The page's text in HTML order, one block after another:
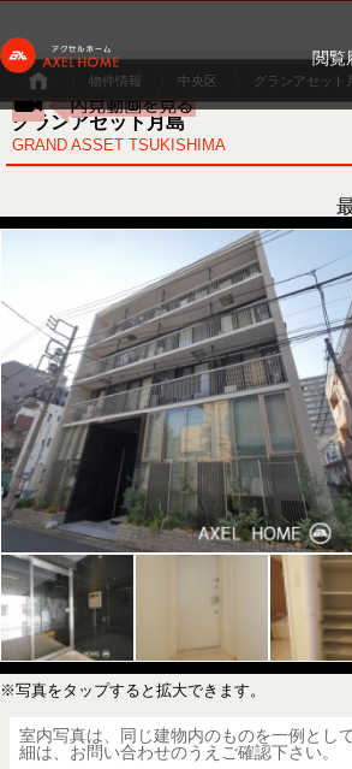
閲覧
物件情報 中央区 グランアセット
グランアセット月島
GRAND ASSET TSUKISHIMA
※写真をタップすると拡大できます。
室内写真は、同じ建物内のものを一例とし
細は、お問い合わせのうえご確認下さい。